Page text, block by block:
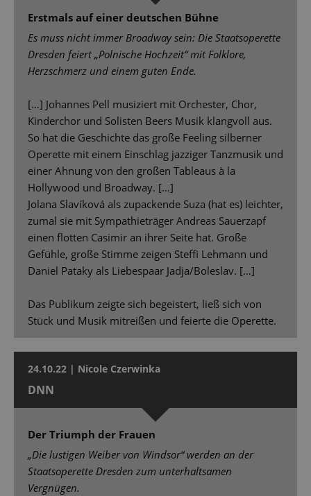
Erstmals auf einer deutschen Bühne
Es muss nicht immer Broadway sein: Die Staatsoperette
Dresden feiert „Polnische Hochzeit“ mit Folklore,
Herzschmerz und einem guten Ende.
[…] Johannes Pell musiziert mit Orchester, Chor,
Kinderchor und Solisten Beers Musik klangvoll aus.
So hat die Geschichte das große Feeling silberner
Operette mit einem Einschlag jazziger Tanzmusik und
einer Ahnung von den großen Tableaus à la
Hollywood und Broadway. […]
Jolana Slavíková als zupackende Suza (hat es) leichter,
zumal sie mit Sympathieträger Andreas Sauerzapf
einen flotten Casimir an ihrer Seite hat. Große
Gefühle, große Stimme zeigen Steffi Lehmann und
Daniel Pataky als Liebespaar Jadja/Boleslav. […]
Das Publikum zeigte sich begeistert, ließ sich von
Stück und Musik mitreißen und feierte die Operette.
24.10.22 | Nicole Czerwinka
DNN
Der Triumph der Frauen
„Die lustigen Weiber von Windsor“ werden an der
Staatsoperette Dresden zum unterhaltsamen
Vergnügen.